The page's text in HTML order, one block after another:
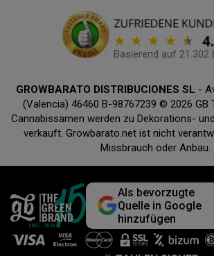
Basierend auf 21.302
GROWBARATO DISTRIBUCIONES SL -
(Valencia) 46460 B-98767239 © 2026 GB
Cannabissamen werden zu Dekorations-
verkauft. Growbarato.net ist nicht
Missbrauch oder Anbau.
Als bevorzugte
Quelle in Google
hinzufügen